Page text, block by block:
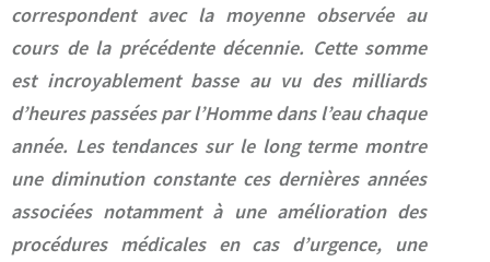
correspondent avec la moyenne observée au
cours de la précédente décennie. Cette somme
est incroyablement basse au vu des milliards
d’heures passées par l’Homme dans l’eau chaque
année. Les tendances sur le long terme montre
une diminution constante ces dernières années
associées notamment à une amélioration des
procédures médicales en cas d’urgence, une